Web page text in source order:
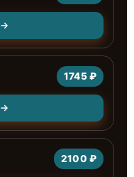
1745 ₽
2100 ₽